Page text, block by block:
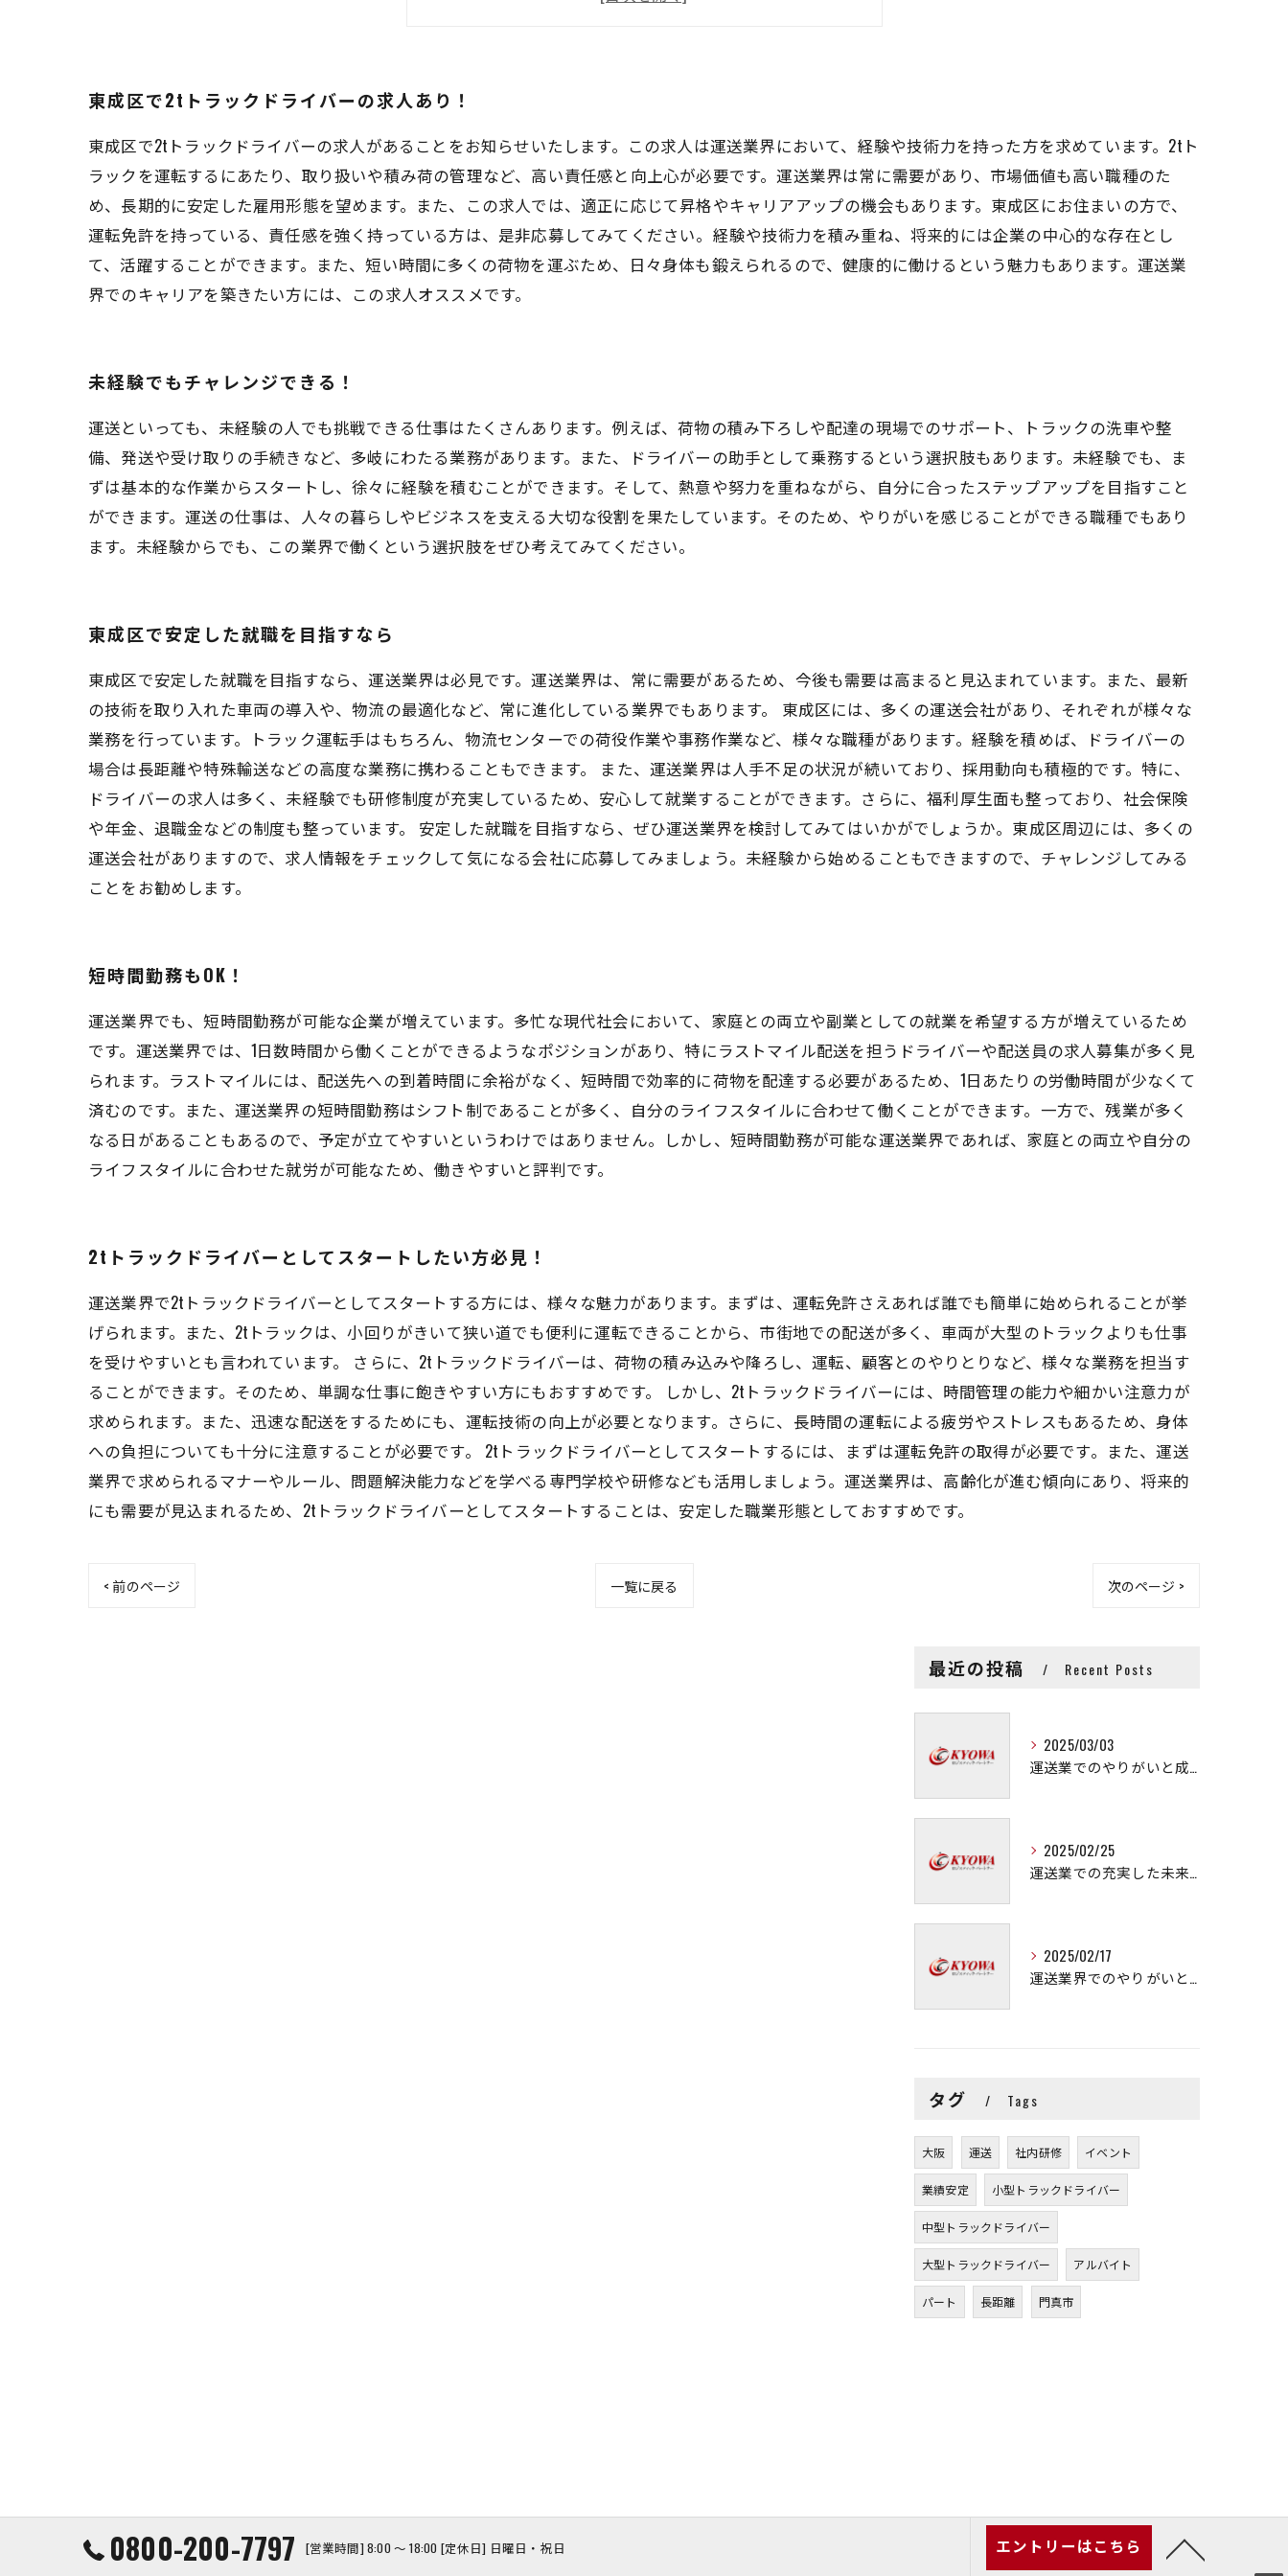
東成区で2tトラックドライバーの求人あり！
東成区で2tトラックドライバーの求人があることをお知らせいたします。この求人は運送業界において、経験や技術力を持った方を求めています。2tト
ラックを運転するにあたり、取り扱いや積み荷の管理など、高い責任感と向上心が必要です。運送業界は常に需要があり、市場価値も高い職種のた
め、長期的に安定した雇用形態を望めます。また、この求人では、適正に応じて昇格やキャリアアップの機会もあります。東成区にお住まいの方で、
運転免許を持っている、責任感を強く持っている方は、是非応募してみてください。経験や技術力を積み重ね、将来的には企業の中心的な存在とし
て、活躍することができます。また、短い時間に多くの荷物を運ぶため、日々身体も鍛えられるので、健康的に働けるという魅力もあります。運送業
界でのキャリアを築きたい方には、この求人オススメです。
未経験でもチャレンジできる！
運送といっても、未経験の人でも挑戦できる仕事はたくさんあります。例えば、荷物の積み下ろしや配達の現場でのサポート、トラックの洗車や整
備、発送や受け取りの手続きなど、多岐にわたる業務があります。また、ドライバーの助手として乗務するという選択肢もあります。未経験でも、ま
ずは基本的な作業からスタートし、徐々に経験を積むことができます。そして、熱意や努力を重ねながら、自分に合ったステップアップを目指すこと
ができます。運送の仕事は、人々の暮らしやビジネスを支える大切な役割を果たしています。そのため、やりがいを感じることができる職種でもあり
ます。未経験からでも、この業界で働くという選択肢をぜひ考えてみてください。
東成区で安定した就職を目指すなら
東成区で安定した就職を目指すなら、運送業界は必見です。運送業界は、常に需要があるため、今後も需要は高まると見込まれています。また、最新
の技術を取り入れた車両の導入や、物流の最適化など、常に進化している業界でもあります。 東成区には、多くの運送会社があり、それぞれが様々な
業務を行っています。トラック運転手はもちろん、物流センターでの荷役作業や事務作業など、様々な職種があります。経験を積めば、ドライバーの
場合は長距離や特殊輸送などの高度な業務に携わることもできます。 また、運送業界は人手不足の状況が続いており、採用動向も積極的です。特に、
ドライバーの求人は多く、未経験でも研修制度が充実しているため、安心して就業することができます。さらに、福利厚生面も整っており、社会保険
や年金、退職金などの制度も整っています。 安定した就職を目指すなら、ぜひ運送業界を検討してみてはいかがでしょうか。東成区周辺には、多くの
運送会社がありますので、求人情報をチェックして気になる会社に応募してみましょう。未経験から始めることもできますので、チャレンジしてみる
ことをお勧めします。
短時間勤務もOK！
運送業界でも、短時間勤務が可能な企業が増えています。多忙な現代社会において、家庭との両立や副業としての就業を希望する方が増えているため
です。運送業界では、1日数時間から働くことができるようなポジションがあり、特にラストマイル配送を担うドライバーや配送員の求人募集が多く見
られます。ラストマイルには、配送先への到着時間に余裕がなく、短時間で効率的に荷物を配達する必要があるため、1日あたりの労働時間が少なくて
済むのです。また、運送業界の短時間勤務はシフト制であることが多く、自分のライフスタイルに合わせて働くことができます。一方で、残業が多く
なる日があることもあるので、予定が立てやすいというわけではありません。しかし、短時間勤務が可能な運送業界であれば、家庭との両立や自分の
ライフスタイルに合わせた就労が可能なため、働きやすいと評判です。
2tトラックドライバーとしてスタートしたい方必見！
運送業界で2tトラックドライバーとしてスタートする方には、様々な魅力があります。まずは、運転免許さえあれば誰でも簡単に始められることが挙
げられます。また、2tトラックは、小回りがきいて狭い道でも便利に運転できることから、市街地での配送が多く、車両が大型のトラックよりも仕事
を受けやすいとも言われています。 さらに、2tトラックドライバーは、荷物の積み込みや降ろし、運転、顧客とのやりとりなど、様々な業務を担当す
ることができます。そのため、単調な仕事に飽きやすい方にもおすすめです。 しかし、2tトラックドライバーには、時間管理の能力や細かい注意力が
求められます。また、迅速な配送をするためにも、運転技術の向上が必要となります。さらに、長時間の運転による疲労やストレスもあるため、身体
への負担についても十分に注意することが必要です。 2tトラックドライバーとしてスタートするには、まずは運転免許の取得が必要です。また、運送
業界で求められるマナーやルール、問題解決能力などを学べる専門学校や研修なども活用しましょう。運送業界は、高齢化が進む傾向にあり、将来的
にも需要が見込まれるため、2tトラックドライバーとしてスタートすることは、安定した職業形態としておすすめです。
< 前のページ 一覧に戻る 次のページ >
最近の投稿 Recent Posts
2025/03/03
運送業でのやりがいと成長の秘訣
2025/02/25
運送業での充実した未来を拓く方法
2025/02/17
運送業界でのやりがいと可能性
タグ Tags
大阪 運送 社内研修 イベント
業績安定 小型トラックドライバー
中型トラックドライバー
大型トラックドライバー アルバイト
パート 長距離 門真市
0800-200-7797 [営業時間] 8:00 ～ 18:00 [定休日] 日曜日・祝日 エントリーはこちら